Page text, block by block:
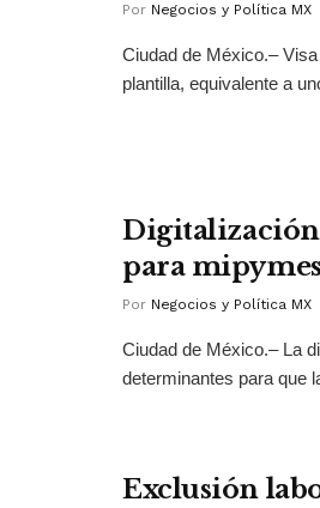
Por Negocios y Política MX
Ciudad de México.–
plantilla, equivalente a
Digitalización
para mipymes
Por Negocios y Política MX
Ciudad de México.– La
determinantes para que
Exclusión